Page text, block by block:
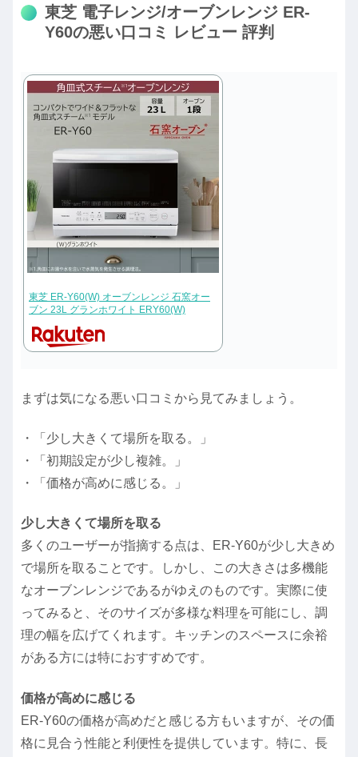
東芝 電子レンジ/オーブンレンジ ER-
Y60の悪い口コミ レビュー 評判
東芝 ER-Y60(W) オーブンレンジ 石窯オー
ブン 23L グランホワイト ERY60(W)
まずは気になる悪い口コミから見てみましょう。
・「少し大きくて場所を取る。」
・「初期設定が少し複雑。」
・「価格が高めに感じる。」
少し大きくて場所を取る
多くのユーザーが指摘する点は、ER-Y60が少し大きめ
で場所を取ることです。しかし、この大きさは多機能
なオーブンレンジであるがゆえのものです。実際に使
ってみると、そのサイズが多様な料理を可能にし、調
理の幅を広げてくれます。キッチンのスペースに余裕
がある方には特におすすめです。
価格が高めに感じる
ER-Y60の価格が高めだと感じる方もいますが、その価
格に見合う性能と利便性を提供しています。特に、長